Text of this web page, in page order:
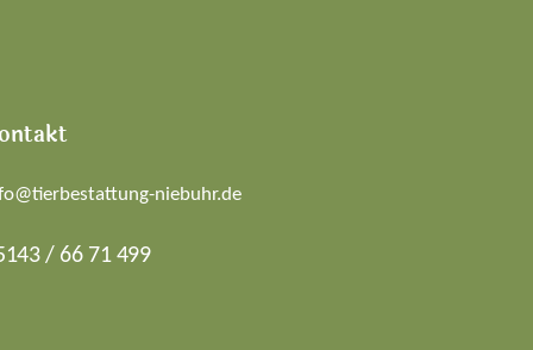
niebuhr.de
/ 66 71 499